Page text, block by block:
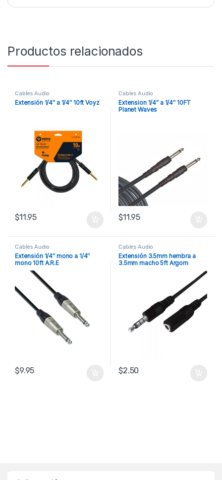
Productos relacionados
Cables Audio
Extensión 1/4″ a 1/4″ 10ft Voyz
$11.95
Cables Audio
Extension 1/4″ a 1/4″ 10FT
Planet Waves
$11.95
Cables Audio
Extensión 1/4″ mono a 1/4″
mono 10ft A.R.E
$9.95
Cables Audio
Extensión 3.5mm hembra a
3.5mm macho 5ft Argom
$2.50